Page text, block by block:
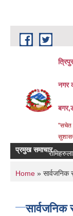
Skip to main content
नगर
"सचेत
प्रमुख समाचार
बिरामिहरुलाई
You are
Home » सार्वजनिक
सार्वजनिक